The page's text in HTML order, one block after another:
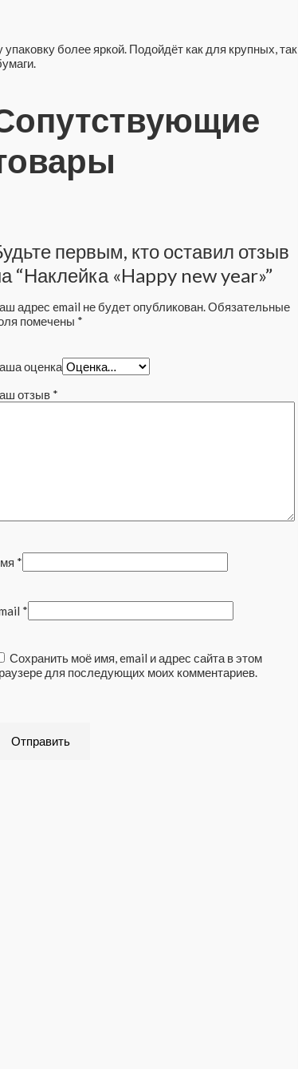
более яркой. Подойдёт как для крупных, так
первым, кто оставил отзыв
“Наклейка «Happy new year»”
адрес email не будет опубликован.Обязательные
помечены *
оценка
отзыв *
*
*
Сохранить моё имя, email и адрес сайта в этом
для последующих моих комментариев.